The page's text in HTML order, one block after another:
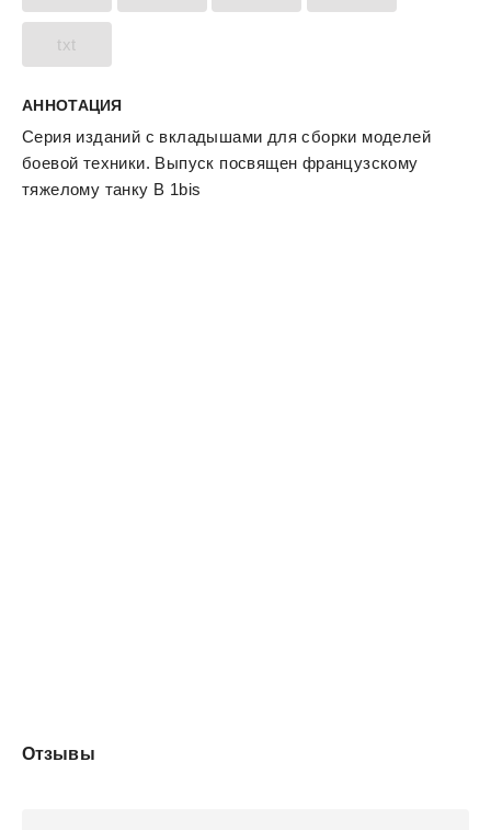
txt
АННОТАЦИЯ
Серия изданий с вкладышами для сборки моделей
боевой техники. Выпуск посвящен французскому
тяжелому танку В 1bis
Отзывы